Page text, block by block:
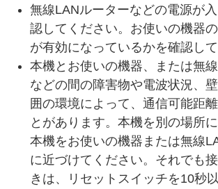
無線LANルーターなどの電源が
認してください。お使いの機器
が有効になっているかを確認して
本機とお使いの機器、または無
などの間の障害物や電波状況、
囲の環境によって、通信可能距
とがあります。本機を別の場所に
本機をお使いの機器または無線
に近づけてください。それでも
きは、リセットスイッチを10秒